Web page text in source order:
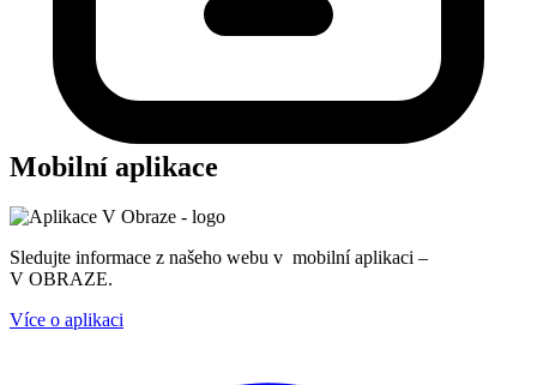
Mobilní aplikace
Sledujte informace z našeho webu v mobilní aplikaci –
V OBRAZE.
Více o aplikaci